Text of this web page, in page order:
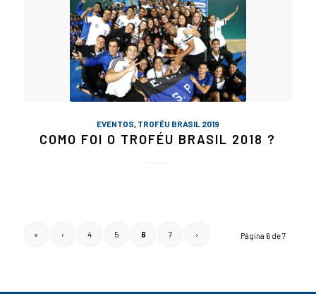
EVENTOS, TROFÉU BRASIL 2019
COMO FOI O TROFÉU BRASIL 2018 ?
Página 6 de 7
« ‹ 4 5 6 7 ›